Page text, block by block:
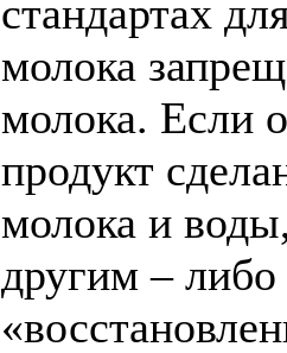
стандартах
молока
молока. Если
продукт
молока и
другим –